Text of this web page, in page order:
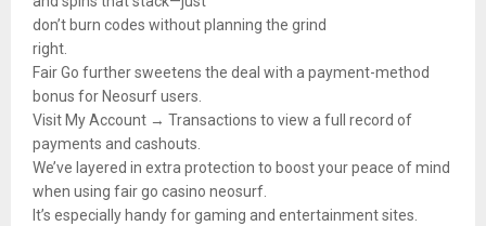
don’t burn codes without planning the grind
right.
Fair Go further sweetens the deal with a payment-method
bonus for Neosurf users.
Visit My Account → Transactions to view a full record of
payments and cashouts.
We’ve layered in extra protection to boost your peace of mind
when using fair go casino neosurf.
It’s especially handy for gaming and entertainment sites.